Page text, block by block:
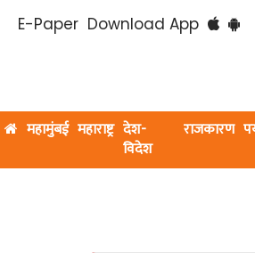
E-Paper Download App
महामुंबई महाराष्ट्र देश-
विदेश
राजकारण